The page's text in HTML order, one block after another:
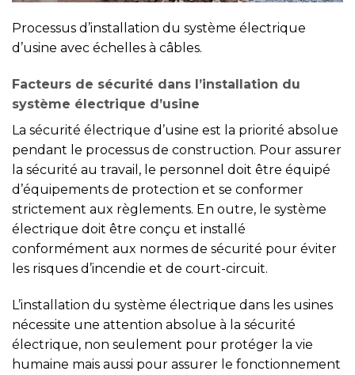
Processus d’installation du système électrique
d’usine avec échelles à câbles.
Facteurs de sécurité dans l’installation du
système électrique d’usine
La sécurité électrique d’usine est la priorité absolue
pendant le processus de construction. Pour assurer
la sécurité au travail, le personnel doit être équipé
d’équipements de protection et se conformer
strictement aux règlements. En outre, le système
électrique doit être conçu et installé
conformément aux normes de sécurité pour éviter
les risques d’incendie et de court-circuit.
L’installation du système électrique dans les usines
nécessite une attention absolue à la sécurité
électrique, non seulement pour protéger la vie
humaine mais aussi pour assurer le fonctionnement